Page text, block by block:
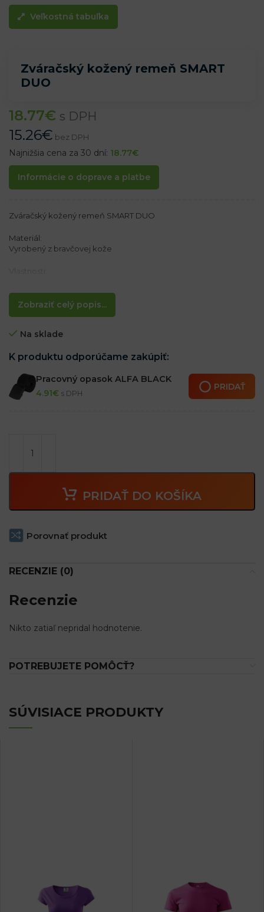
Zváračský kožený remeň SMART
DUO
18.77€ s DPH
15.26€ bez DPH
Najnižšia cena za 30 dní: 18.77€
Informácie o doprave a platbe
Zobraziť celý popis...
Zváračský kožený remeň SMART DUO
Materiál:
Vyrobený z bravčovej kože
– 2 kovové pracky zaistené pomocou kovového nitu
– Šírka 10 cm
Veľkostná tabuľka
Na sklade
K produktu odporúčame zakúpiť:
Pracovný opasok ALFA BLACK
4.91€ s DPH
PRIDAŤ
PRIDAŤ DO KOŠÍKA
Porovnať produkt
RECENZIE (0)
Recenzie
Nikto zatiaľ nepridal hodnotenie.
POTREBUJETE POMÔCŤ?
SÚVISIACE PRODUKTY